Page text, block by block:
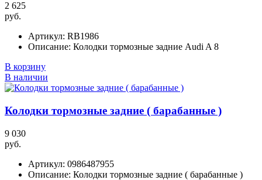
2 625
руб.
Артикул: RB1986
Описание: Колодки тормозные задние Audi A 8
В корзину
В наличии
Колодки тормозные задние ( барабанные )
9 030
руб.
Артикул: 0986487955
Описание: Колодки тормозные задние ( барабанные )